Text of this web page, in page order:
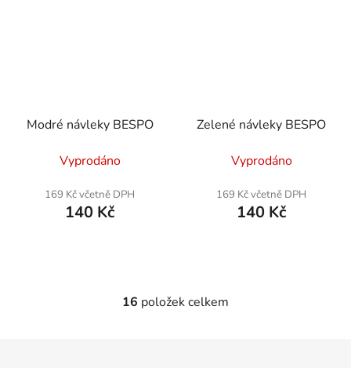
Modré návleky BESPO
Vyprodáno
169 Kč včetně DPH
140 Kč
Zelené návleky BESPO
Vyprodáno
169 Kč včetně DPH
140 Kč
O
16 položek celkem